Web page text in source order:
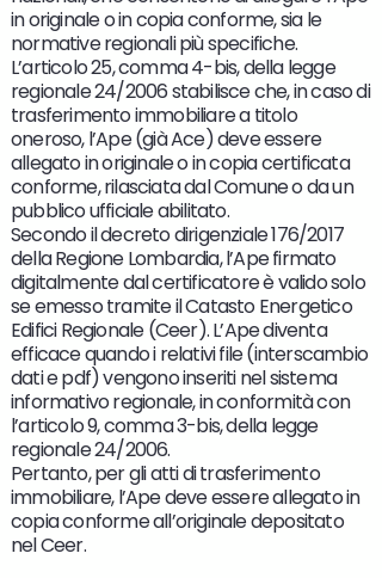
in originale o in copia conforme, sia le
normative regionali più specifiche.
L’articolo 25, comma 4-bis, della legge
regionale 24/2006 stabilisce che, in caso di
trasferimento immobiliare a titolo
oneroso, l’Ape (già Ace) deve essere
allegato in originale o in copia certificata
conforme, rilasciata dal Comune o da un
pubblico ufficiale abilitato.
Secondo il decreto dirigenziale 176/2017
della Regione Lombardia, l’Ape firmato
digitalmente dal certificatore è valido solo
se emesso tramite il Catasto Energetico
Edifici Regionale (Ceer). L’Ape diventa
efficace quando i relativi file (interscambio
dati e pdf) vengono inseriti nel sistema
informativo regionale, in conformità con
l’articolo 9, comma 3-bis, della legge
regionale 24/2006.
Pertanto, per gli atti di trasferimento
immobiliare, l’Ape deve essere allegato in
copia conforme all’originale depositato
nel Ceer.